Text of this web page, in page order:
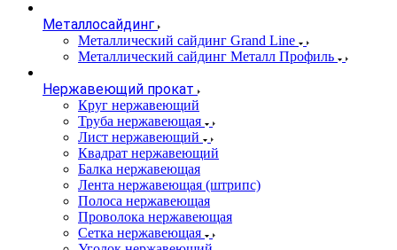
Металлосайдинг
Металлический сайдинг Grand Line
Металлический сайдинг Металл Профиль
Нержавеющий прокат
Круг нержавеющий
Труба нержавеющая
Лист нержавеющий
Квадрат нержавеющий
Балка нержавеющая
Лента нержавеющая (штрипс)
Полоса нержавеющая
Проволока нержавеющая
Сетка нержавеющая